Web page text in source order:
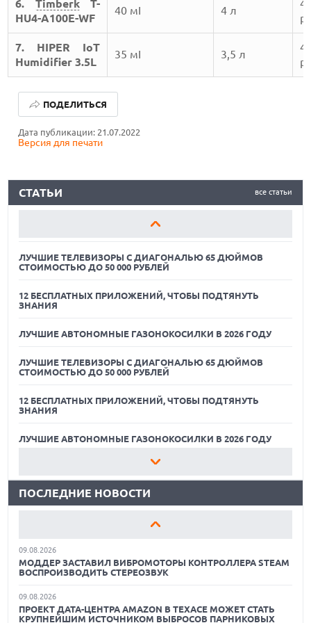
6. TimberkT-
HU4-A100E-WF
40 мІ 4 л
7. HIPER IoT
Humidifier 3.5L
35 мІ 3,5 л
Дата публикации: 21.07.2022
Версия для печати
ПОДЕЛИТЬСЯ
все статьи
СТАТЬИ
ЛУЧШИЕ ТЕЛЕВИЗОРЫ С ДИАГОНАЛЬЮ 65 ДЮЙМОВ
СТОИМОСТЬЮ ДО 50 000 РУБЛЕЙ
ЗНАНИЯ
12 БЕСПЛАТНЫХ ПРИЛОЖЕНИЙ, ЧТОБЫ ПОДТЯНУТЬ
ЛУЧШИЕ АВТОНОМНЫЕ ГАЗОНОКОСИЛКИ В 2026 ГОДУ
ЛУЧШИЕ ТЕЛЕВИЗОРЫ С ДИАГОНАЛЬЮ 65 ДЮЙМОВ
СТОИМОСТЬЮ ДО 50 000 РУБЛЕЙ
12 БЕСПЛАТНЫХ ПРИЛОЖЕНИЙ, ЧТОБЫ ПОДТЯНУТЬ
ЗНАНИЯ
ЛУЧШИЕ АВТОНОМНЫЕ ГАЗОНОКОСИЛКИ В 2026 ГОДУ
ЛУЧШИЕ ТЕЛЕВИЗОРЫ С ДИАГОНАЛЬЮ 65 ДЮЙМОВ
СТОИМОСТЬЮ ДО 50 000 РУБЛЕЙ
12 БЕСПЛАТНЫХ ПРИЛОЖЕНИЙ, ЧТОБЫ ПОДТЯНУТЬ
ЗНАНИЯ
ЛУЧШИЕ АВТОНОМНЫЕ ГАЗОНОКОСИЛКИ В 2026 ГОДУ
ЛУЧШИЕ ТЕЛЕВИЗОРЫ С ДИАГОНАЛЬЮ 65 ДЮЙМОВ
12 БЕСПЛАТНЫХ ПРИЛОЖЕНИЙ, ЧТОБЫ ПОДТЯНУТЬ
ЛУЧШИЕ ТЕЛЕВИЗОРЫ С ДИАГОНАЛЬЮ 65 ДЮЙМОВ
12 БЕСПЛАТНЫХ ПРИЛОЖЕНИЙ, ЧТОБЫ ПОДТЯНУТЬ
ЗНАНИЯ
ПОСЛЕДНИЕ НОВОСТИ
09.08.2026
БАЗЕ IMEI
09.08.2026
МОДДЕР ЗАСТАВИЛ ВИБРОМОТОРЫ КОНТРОЛЛЕРА STEAM
ВОСПРОИЗВОДИТЬ СТЕРЕОЗВУК
09.08.2026
ПРОЕКТ ДАТА-ЦЕНТРА AMAZON В ТЕХАСЕ МОЖЕТ СТАТЬ
КРУПНЕЙШИМ ИСТОЧНИКОМ ВЫБРОСОВ ПАРНИКОВЫХ